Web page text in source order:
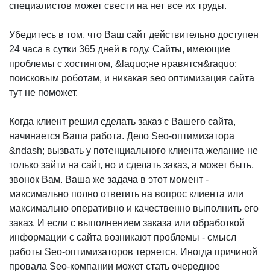
специалистов может свести на нет все их труды.
Убедитесь в том, что Ваш сайт действительно доступен
24 часа в сутки 365 дней в году. Сайты, имеющие
проблемы с хостингом, &laquo;не нравятся&raquo;
поисковым роботам, и никакая seo оптимизация сайта
тут не поможет.
Когда клиент решил сделать заказ с Вашего сайта,
начинается Ваша работа. Дело Seo-оптимизатора
&ndash; вызвать у потенциального клиента желание не
только зайти на сайт, но и сделать заказ, а может быть,
звонок Вам. Ваша же задача в этот момент -
максимально полно ответить на вопрос клиента или
максимально оперативно и качественно выполнить его
заказ. И если с выполнением заказа или обработкой
информации с сайта возникают проблемы - смысл
работы Seo-оптимизаторов теряется. Иногда причиной
провала Seo-компании может стать очередное